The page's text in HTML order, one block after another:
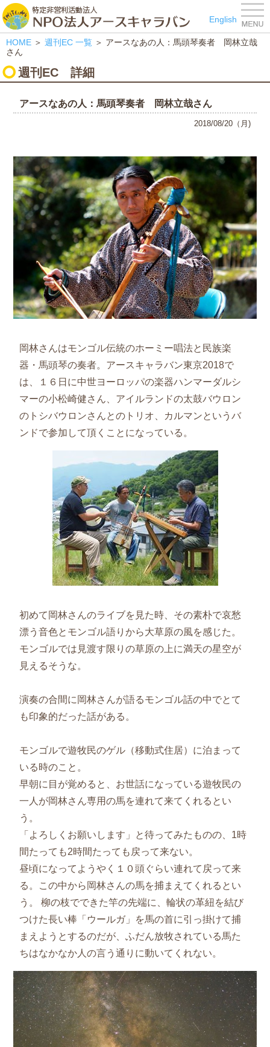
特定非営利活動法人 NPO
English
HOME ＞ 週刊EC 一覧 ＞ アースなあの人：馬頭琴奏者 岡林立哉
さん
週刊EC 詳細
アースなあの人：馬頭琴奏者 岡林立哉さん
2018/08/20（月)
岡林さんはモンゴル伝統のホーミー唱法と民族楽
器・馬頭琴の奏者。アースキャラバン東京2018で
は、１６日に中世ヨーロッパの楽器ハンマーダルシ
マーの小松崎健さん、アイルランドの太鼓バウロン
のトシバウロンさんとのトリオ、カルマンというバ
ンドで参加して頂くことになっている。
初めて岡林さんのライブを見た時、その素朴で哀愁
漂う音色とモンゴル語りから大草原の風を感じた。
モンゴルでは見渡す限りの草原の上に満天の星空が
見えるそうな。
演奏の合間に岡林さんが語るモンゴル話の中でとて
も印象的だった話がある。
モンゴルで遊牧民のゲル（移動式住居）に泊まって
いる時のこと。
早朝に目が覚めると、お世話になっている遊牧民の
一人が岡林さん専用の馬を連れて来てくれるとい
う。
「よろしくお願いします」と待ってみたものの、1時
間たっても2時間たっても戻って来ない。
昼頃になってようやく１０頭ぐらい連れて戻って来
る。この中から岡林さんの馬を捕まえてくれるとい
う。 柳の枝でできた竿の先端に、輪状の革紐を結び
つけた長い棒「ウールガ」を馬の首に引っ掛けて捕
まえようとするのだが、ふだん放牧されている馬た
ちはなかなか人の言う通りに動いてくれない。